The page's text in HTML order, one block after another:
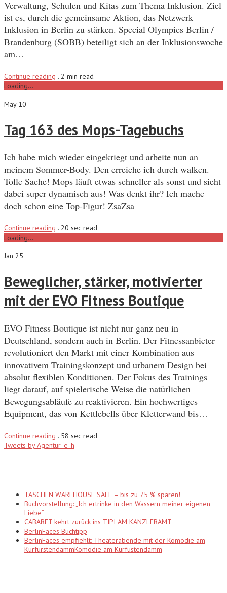
Verwaltung, Schulen und Kitas zum Thema Inklusion. Ziel
ist es, durch die gemeinsame Aktion, das Netzwerk
Inklusion in Berlin zu stärken. Special Olympics Berlin /
Brandenburg (SOBB) beteiligt sich an der Inklusionswoche
am…
Continue reading . 2 min read
Loading...
May 10
Tag 163 des Mops-Tagebuchs
Ich habe mich wieder eingekriegt und arbeite nun an
meinem Sommer-Body. Den erreiche ich durch walken.
Tolle Sache! Mops läuft etwas schneller als sonst und sieht
dabei super dynamisch aus! Was denkt ihr? Ich mache
doch schon eine Top-Figur! ZsaZsa
Continue reading . 20 sec read
Loading...
Jan 25
Beweglicher, stärker, motivierter
mit der EVO Fitness Boutique
EVO Fitness Boutique ist nicht nur ganz neu in
Deutschland, sondern auch in Berlin. Der Fitnessanbieter
revolutioniert den Markt mit einer Kombination aus
innovativem Trainingskonzept und urbanem Design bei
absolut flexiblen Konditionen. Der Fokus des Trainings
liegt darauf, auf spielerische Weise die natürlichen
Bewegungsabläufe zu reaktivieren. Ein hochwertiges
Equipment, das von Kettlebells über Kletterwand bis…
Continue reading . 58 sec read
Tweets by Agentur_e_h
TASCHEN WAREHOUSE SALE – bis zu 75 % sparen!
Buchvorstellung: „Ich ertrinke in den Wassern meiner eigenen
Liebe“
CABARET kehrt zurück ins TIPI AM KANZLERAMT
BerlinFaces Buchtipp
BerlinFaces empfiehlt: Theaterabende mit der Komödie am
KurfürstendammKomödie am Kurfüstendamm